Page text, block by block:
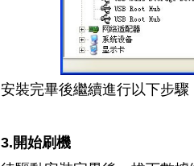
安裝完畢後繼續進行以下步驟
3.開始刷機